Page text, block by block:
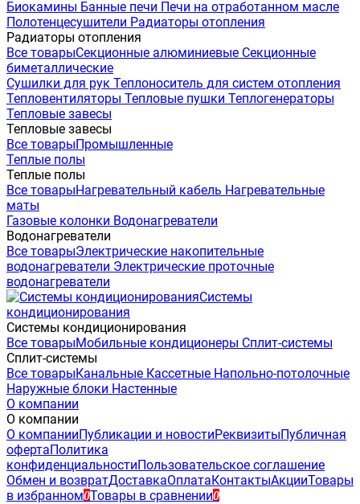
Биокамины Банные печи Печи на отработанном масле
Полотенцесушители Радиаторы отопления
Радиаторы отопления
Все товарыСекционные алюминиевые Секционные
биметаллические
Сушилки для рук Теплоноситель для систем отопления
Тепловентиляторы Тепловые пушки Теплогенераторы
Тепловые завесы
Тепловые завесы
Все товарыПромышленные
Теплые полы
Теплые полы
Все товарыНагревательный кабель Нагревательные
маты
Газовые колонки Водонагреватели
Водонагреватели
Все товарыЭлектрические накопительные
водонагреватели Электрические проточные
водонагреватели
Системы
кондиционирования
Системы кондиционирования
Все товарыМобильные кондиционеры Сплит-системы
Сплит-системы
Все товарыКанальные Кассетные Напольно-потолочные
Наружные блоки Настенные
О компании
О компании
О компанииПубликации и новостиРеквизитыПубличная
офертаПолитика
конфиденциальностиПользовательское соглашение
Обмен и возвратДоставкаОплатаКонтактыАкцииТовары
в избранном0Товары в сравнении0